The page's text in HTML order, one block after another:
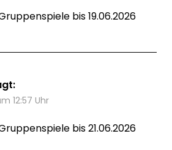
bis 19.06.2026
12:57 Uhr
bis 21.06.2026